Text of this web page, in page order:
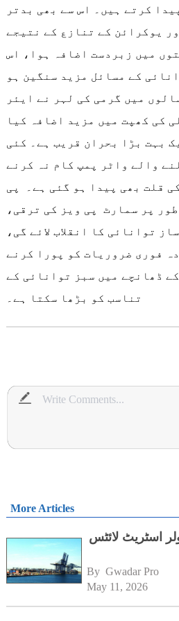
کرتے ہیں۔ اس سے بھی بدتر
یوکرائن کے تنازع کے نتیجے
میں زبردست اضافہ ہوا، اس
کے مسائل مزید سنگین ہو
میں گرمی کی لہر نے ایئر
کی کھپت میں مزید اضافہ کیا
بہت بڑا بحران قریب ہے۔ کئی
والے واٹر پمپ کام نہ کرنے
قلت بھی پیدا ہو گئی ہے۔ پی
پر سمارٹ پی ویز کی ترقی،
توانائی کا انقلاب لائے گی،
فوری ضروریات کو پورا کرنے
ڈھانچے میں سبز توانائی کے
تناسب کو بڑھا سکتا ہے۔
More Articles
اسٹریٹ لائٹس
By Gwadar Pro
May 11, 2026